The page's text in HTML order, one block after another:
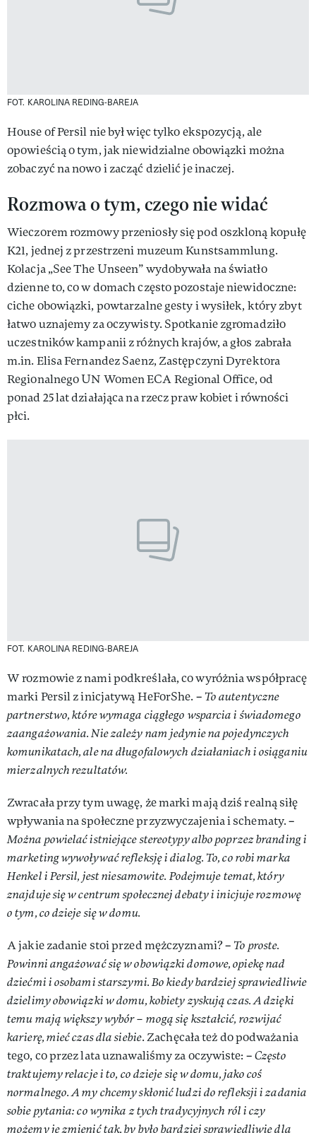
FOT. KAROLINA REDING-BAREJA
House of Persil nie był więc tylko ekspozycją, ale
opowieścią o tym, jak niewidzialne obowiązki można
zobaczyć na nowo i zacząć dzielić je inaczej.
Rozmowa o tym, czego nie widać
Wieczorem rozmowy przeniosły się pod oszkloną kopułę
K21, jednej z przestrzeni muzeum Kunstsammlung.
Kolacja „See The Unseen” wydobywała na światło
dzienne to, co w domach często pozostaje niewidoczne:
ciche obowiązki, powtarzalne gesty i wysiłek, który zbyt
łatwo uznajemy za oczywisty. Spotkanie zgromadziło
uczestników kampanii z różnych krajów, a głos zabrała
m.in. Elisa Fernandez Saenz, Zastępczyni Dyrektora
Regionalnego UN Women ECA Regional Office, od
ponad 25 lat działająca na rzecz praw kobiet i równości
płci.
FOT. KAROLINA REDING-BAREJA
W rozmowie z nami podkreślała, co wyróżnia współpracę
marki Persil z inicjatywą HeForShe. – To autentyczne
partnerstwo, które wymaga ciągłego wsparcia i świadomego
zaangażowania. Nie zależy nam jedynie na pojedynczych
komunikatach, ale na długofalowych działaniach i osiąganiu
mierzalnych rezultatów.
Zwracała przy tym uwagę, że marki mają dziś realną siłę
wpływania na społeczne przyzwyczajenia i schematy. –
Można powielać istniejące stereotypy albo poprzez branding i
marketing wywoływać refleksję i dialog. To, co robi marka
Henkel i Persil, jest niesamowite. Podejmuje temat, który
znajduje się w centrum społecznej debaty i inicjuje rozmowę
o tym, co dzieje się w domu.
A jakie zadanie stoi przed mężczyznami? – To proste.
Powinni angażować się w obowiązki domowe, opiekę nad
dziećmi i osobami starszymi. Bo kiedy bardziej sprawiedliwie
dzielimy obowiązki w domu, kobiety zyskują czas. A dzięki
temu mają większy wybór – mogą się kształcić, rozwijać
karierę, mieć czas dla siebie. Zachęcała też do podważania
tego, co przez lata uznawaliśmy za oczywiste: –Często
traktujemy relacje i to, co dzieje się w domu, jako coś
normalnego. A my chcemy skłonić ludzi do refleksji i zadania
sobie pytania: co wynika z tych tradycyjnych ról i czy
możemy je zmienić tak, by było bardziej sprawiedliwie dla